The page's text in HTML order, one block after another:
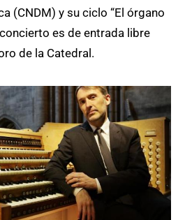
(CNDM) y su ciclo “El órgano
es de entrada libre
de la Catedral.